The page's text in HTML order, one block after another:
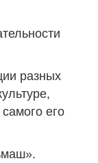
разных
его